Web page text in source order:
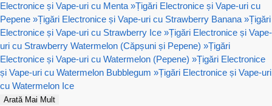
Electronice și Vape-uri cu Menta »Țigări Electronice și Vape-uri cu
Pepene »Țigări Electronice și Vape-uri cu Strawberry Banana »Țigări
Electronice și Vape-uri cu Strawberry Ice »Țigări Electronice și Vape-
uri cu Strawberry Watermelon (Căpșuni și Pepene) »Țigări
Electronice și Vape-uri cu Watermelon (Pepene) »Țigări Electronice
și Vape-uri cu Watermelon Bubblegum »Țigări Electronice și Vape-uri
cu Watermelon Ice
Arată Mai Mult